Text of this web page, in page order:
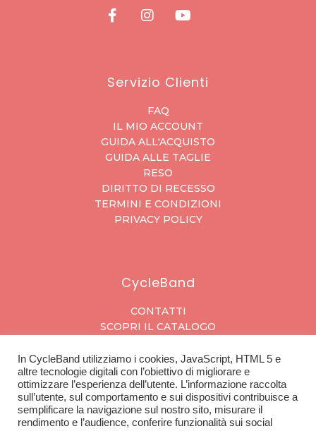
Servizio Clienti
FAQ
IL MIO ACCOUNT
GUIDA ALL'ACQUISTO
GUIDA ALLE TAGLIE
RESO
DIRITTO DI RECESSO
TERMINI E CONDIZIONI
PRIVACY POLICY
CycleBand
CONTATTI
SCOPRI IL CATALOGO
L'azienda
SU DI NOI
In CycleBand utilizziamo i cookies, JavaScript, HTML 5 e
altre tecnologie digitali con l’obiettivo di migliorare e
ottimizzare l’esperienza dell’utente. L’informazione raccolta
sull’utente, sul comportamento e sui dispositivi contribuisce a
semplificare la navigazione sul nostro sito, misurare il
rendimento e l’audience, conferire funzionalità sui social